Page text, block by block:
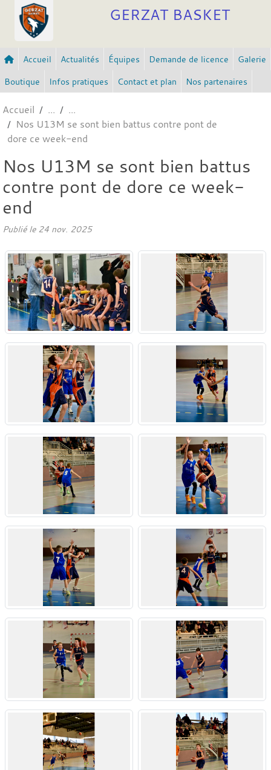
GERZAT BASKET
Accueil Actualités Équipes Demande de licence
Galerie
Boutique
Infos pratiques Contact et plan Nos partenaires
Accueil
Nos U13M se sont bien battus contre pont de
dore ce week-end
Nos U13M se sont bien battus
contre pont de dore ce week-
end
Publié le 24 nov. 2025
Panneau de gestion des cookies